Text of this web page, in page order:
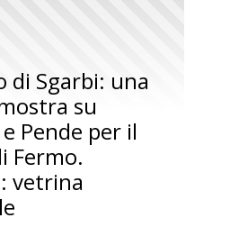
di Sgarbi: una
su
Pende per il
Fermo.
vetrina